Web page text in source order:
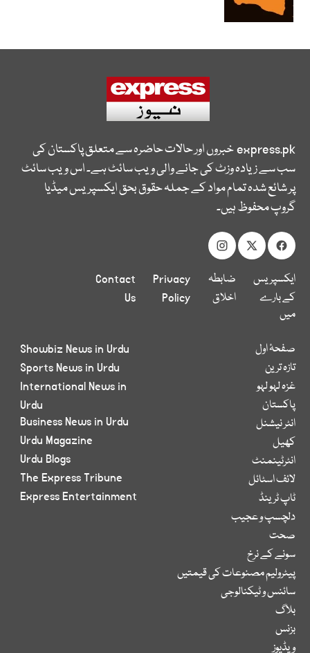
express.pkخبروں اور حالات حاضرہ سے متعلق پاکستان کی
سب سے زیادہ وزٹ کی جانے والی ویب سائٹ ہے۔ اس ویب سائٹ
پر شائع شدہ تمام مواد کے جملہ حقوق بحق ایکسپریس میڈیا
گروپ محفوظ ہیں۔
ایکسپریس
کے بارے
میں
ضابطہ
اخلاق
Privacy
Policy
Contact
Us
صفحۂ اول
تازہ ترین
غزہ لہو لہو
پاکستان
انٹر نیشنل
کھیل
انٹرٹینمنٹ
لائف اسٹائل
ٹاپ ٹرینڈ
دلچسپ و عجیب
صحت
سونے کے نرخ
پیٹرولیم مصنوعات کی قیمتیں
سائنس و ٹیکنالوجی
بلاگ
بزنس
ویڈیوز
Showbiz News in Urdu
Sports News in Urdu
International News in
Urdu
Business News in Urdu
Urdu Magazine
Urdu Blogs
The Express Tribune
Express Entertainment